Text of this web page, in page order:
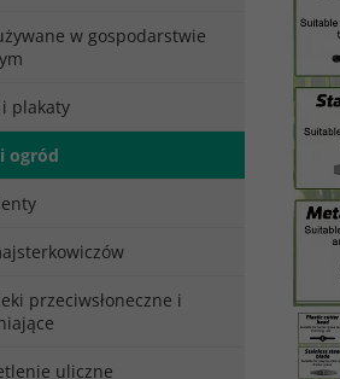
w gospodarstwie
plakaty
ogród
przeciwsłoneczne i
uliczne